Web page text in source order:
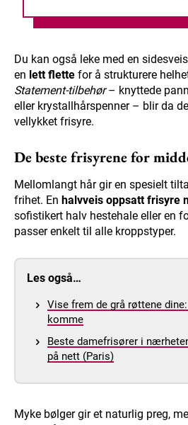
Du kan også leke med en
en lett flette for å strukturere
Statement-tilbehør– knyttede
eller krystallhårspenner – blir da
vellykket frisyre.
De beste frisyrene for
Mellomlangt hår gir en spesielt
frihet. En halvveis oppsatt frisyre
sofistikert halv hestehale eller en
passer enkelt til alle kroppstyper.
Les også…
Vise frem de grå røttene
komme
Beste damefrisører i
på nett (Paris)
Myke bølger gir et naturlig preg,